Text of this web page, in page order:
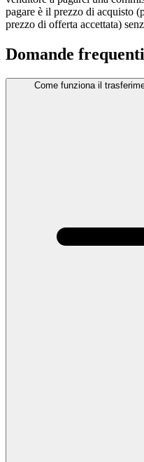
pagare è il prezzo di acquisto
prezzo di offerta accettata)
Domande frequenti
Come funziona il